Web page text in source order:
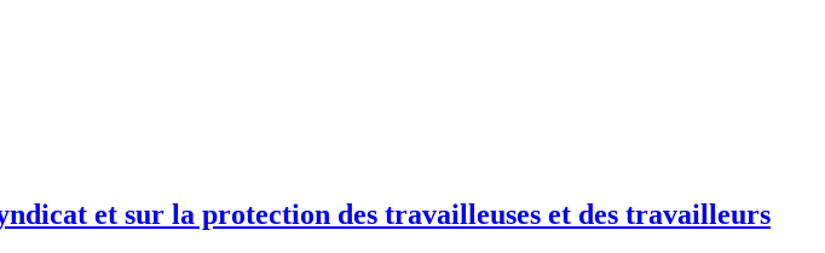
et sur la protection des travailleuses et des travailleurs